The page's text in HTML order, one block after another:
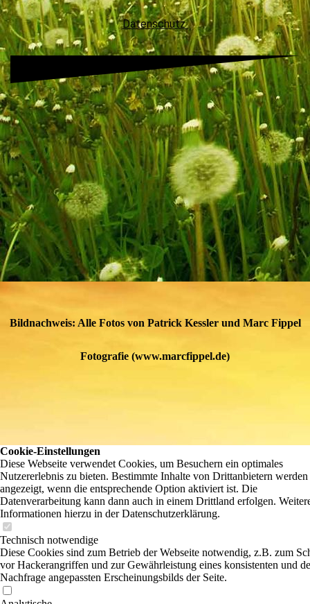
Datenschutz
Bildnachweis: Alle Fotos von Patrick Kessler und Marc Fippel
Fotografie (www.marcfippel.de)
Cookie-Einstellungen
Diese Webseite verwendet Cookies, um Besuchern ein optimales
Nutzererlebnis zu bieten. Bestimmte Inhalte von Drittanbietern
angezeigt, wenn die entsprechende Option aktiviert ist. Die
Datenverarbeitung kann dann auch in einem Drittland erfolgen.
Informationen hierzu in der Datenschutzerklärung.
Technisch notwendige
Diese Cookies sind zum Betrieb der Webseite notwendig, z.B. zum
vor Hackerangriffen und zur Gewährleistung eines konsistenten und
Nachfrage angepassten Erscheinungsbilds der Seite.